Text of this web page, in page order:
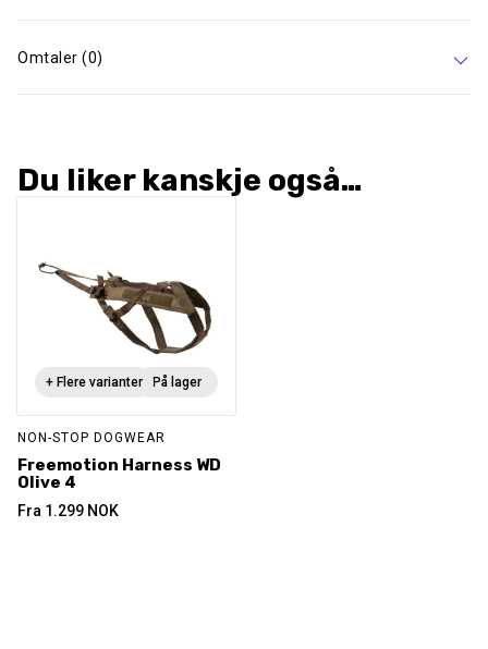
Omtaler (0)
Du liker kanskje også…
På lager
+ Flere varianter
NON-STOP DOGWEAR
Freemotion Harness WD
Olive 4
Fra 1.299 NOK